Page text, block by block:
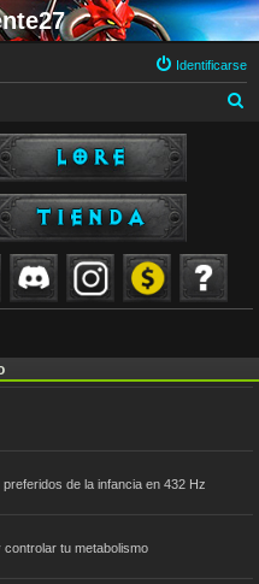
Identificarse
de la infancia en 432 Hz
tu metabolismo